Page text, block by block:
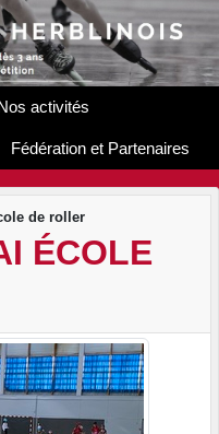
activités
Fédération et Partenaires
de roller
ÉCOLE